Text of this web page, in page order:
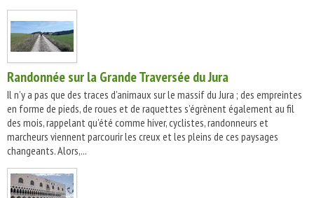
Randonnée sur la Grande Traversée du Jura
Il n’y a pas que des traces d’animaux sur le massif du Jura ; des empreintes
en forme de pieds, de roues et de raquettes s’égrènent également au fil
des mois, rappelant qu’été comme hiver, cyclistes, randonneurs et
marcheurs viennent parcourir les creux et les pleins de ces paysages
changeants. Alors,...